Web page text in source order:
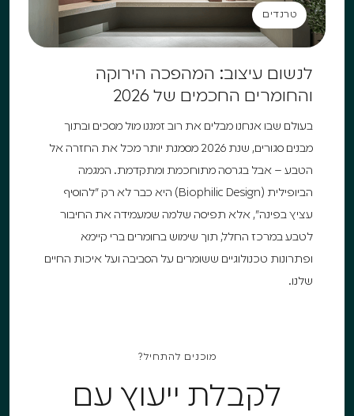
טרנדים
טרנדים
לנשום עיצוב: המהפכה הירוקה
והחומרים החכמים של 2026
בעולם שבו אנחנו מבלים את רוב זמננו מול מסכים ובתוך
מבנים סגורים, שנת 2026 מסמנת יותר מכל את החזרה אל
הטבע – אבל בגרסה מתוחכמת ומתקדמת. המגמה
הביופילית (Biophilic Design) היא כבר לא רק "להוסיף
עציץ בפינה", אלא תפיסה שלמה שמעמידה את החיבור
לטבע במרכז החלל, תוך שימוש בחומרים ברי קיימא
ופתרונות טכנולוגיים ששומרים על הסביבה ועל איכות החיים
שלנו.
מוכנים להתחיל?
לקבלת ייעוץ עם